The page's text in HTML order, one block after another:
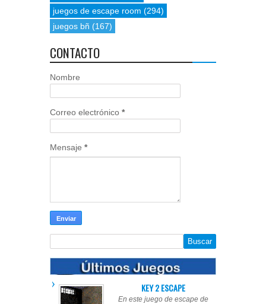
juegos de escape room (294)
juegos bñ (167)
CONTACTO
Nombre
Correo electrónico *
Mensaje *
KEY 2 ESCAPE
En este juego de escape de